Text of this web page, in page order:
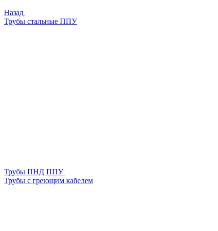
Назад
Трубы стальные ППУ
Трубы ПНД ППУ
Трубы с греющим кабелем